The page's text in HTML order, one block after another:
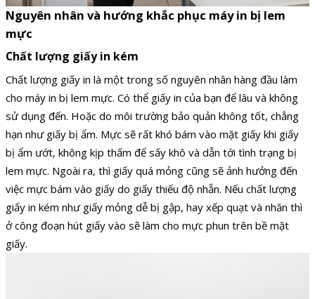
Nguyên nhân và hướng khắc phục máy in bị lem
mực
Chất lượng giấy in kém
Chất lượng giấy in là một trong số nguyên nhân hàng đầu làm
cho máy in bị lem mực. Có thể giấy in của bạn để lâu và không
sử dụng đến. Hoặc do môi trường bảo quản không tốt, chẳng
hạn như giấy bị ẩm. Mực sẽ rất khó bám vào mặt giấy khi giấy
bị ẩm ướt, không kịp thấm để sấy khô và dẫn tới tình trạng bị
lem mực. Ngoài ra, thì giấy quá mỏng cũng sẽ ảnh hưởng đến
việc mực bám vào giấy do giấy thiếu độ nhẵn. Nếu chất lượng
giấy in kém như giấy mỏng dễ bị gập, hay xếp quạt và nhăn thì
ở công đoạn hút giấy vào sẽ làm cho mực phun trên bề mặt
giấy.